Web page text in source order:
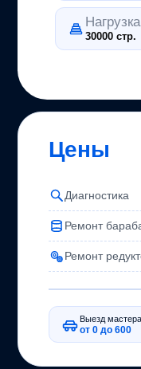
30000 стр.
Цены
Диагностика
Ремонт
Ремонт
Выезд мастера
от 0 до 600